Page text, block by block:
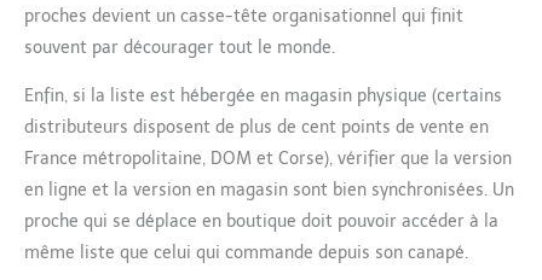
proches devient un casse-tête organisationnel qui finit
souvent par décourager tout le monde.
Enfin, si la liste est hébergée en magasin physique (certains
distributeurs disposent de plus de cent points de vente en
France métropolitaine, DOM et Corse), vérifier que la version
en ligne et la version en magasin sont bien synchronisées. Un
proche qui se déplace en boutique doit pouvoir accéder à la
même liste que celui qui commande depuis son canapé.